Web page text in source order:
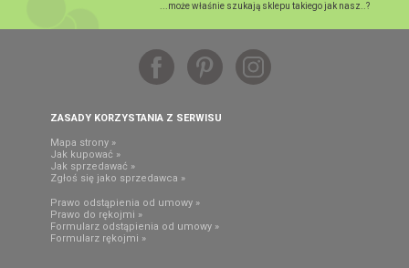
...może właśnie szukają sklepu takiego jak nasz..?
ZASADY KORZYSTANIA Z SERWISU
Mapa strony »
Jak kupować »
Jak sprzedawać »
Zgłoś się jako sprzedawca »
Prawo odstąpienia od umowy »
Prawo do rękojmi »
Formularz odstąpienia od umowy »
Formularz rękojmi »